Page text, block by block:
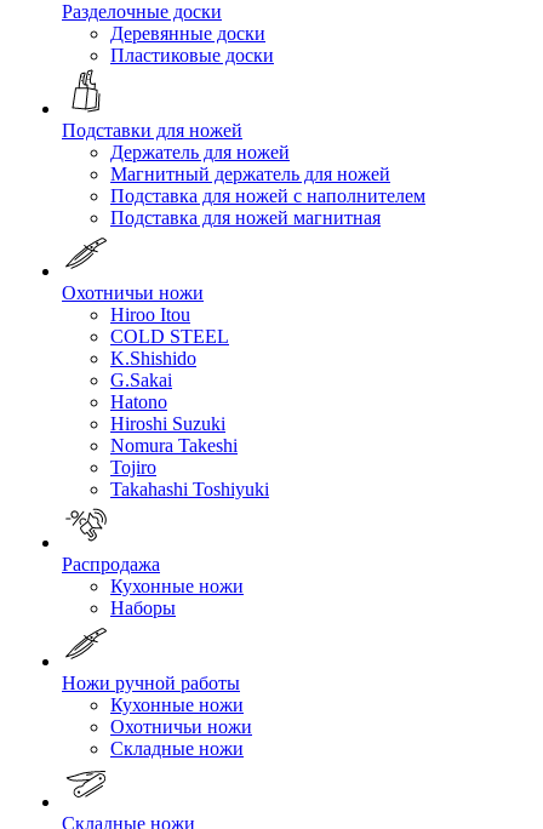
Разделочные доски
Деревянные доски
Пластиковые доски
Подставки для ножей
Держатель для ножей
Магнитный держатель для ножей
Подставка для ножей с наполнителем
Подставка для ножей магнитная
Охотничьи ножи
Hiroo Itou
COLD STEEL
K.Shishido
G.Sakai
Hatono
Hiroshi Suzuki
Nomura Takeshi
Tojiro
Takahashi Toshiyuki
Распродажа
Кухонные ножи
Наборы
Ножи ручной работы
Кухонные ножи
Охотничьи ножи
Складные ножи
Складные ножи